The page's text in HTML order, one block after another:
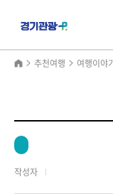
추천여행 여행이야기
작성자